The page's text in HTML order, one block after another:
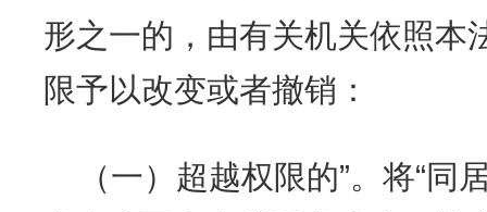
形之一的，由有关机关依照本
限予以改变或者撤销：
（一）超越权限的”。将“同